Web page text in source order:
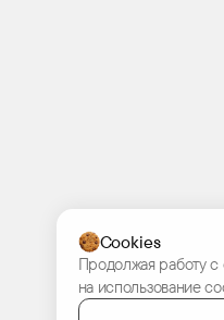
Cookies
Продолжая работу
на использование